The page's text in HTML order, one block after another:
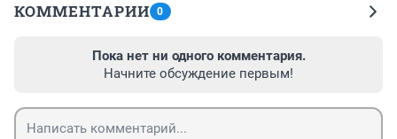
КОММЕНТАРИИ 0
Пока нет ни одного комментария.
Начните обсуждение первым!